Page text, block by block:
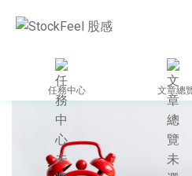
任務中心 文章總